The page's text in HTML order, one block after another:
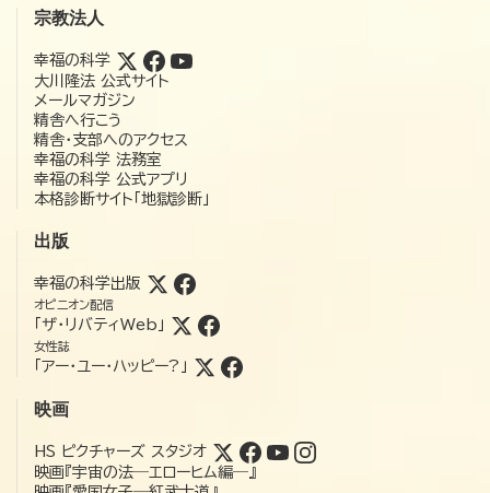
宗教法人
幸福の科学
大川隆法 公式サイト
メールマガジン
精舎へ行こう
精舎・支部へのアクセス
幸福の科学 法務室
幸福の科学 公式アプリ
本格診断サイト「地獄診断」
出版
幸福の科学出版
オピニオン配信
「ザ・リバティWeb」
女性誌
「アー・ユー・ハッピー?」
映画
HS ピクチャーズ スタジオ
映画『宇宙の法―エローヒム編―』